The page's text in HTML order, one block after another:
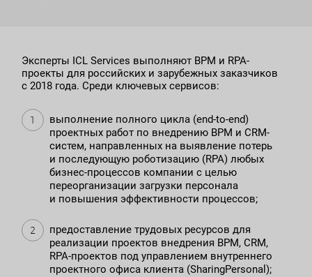
Эксперты ICL Services выполняют BPM и RPA-
проекты для российских и зарубежных заказчиков
с 2018 года. Среди ключевых сервисов:
выполнение полного цикла (end-to-end)
проектных работ по внедрению BPM и CRM-
систем, направленных на выявление потерь
и последующую роботизацию (RPA) любых
бизнес-процессов компании с целью
переорганизации загрузки персонала
и повышения эффективности процессов;
предоставление трудовых ресурсов для
реализации проектов внедрения BPM, CRM,
RPA-проектов под управлением внутреннего
проектного офиса клиента (SharingPersonal);